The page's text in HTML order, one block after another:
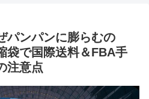
パンパンに膨らむの
袋で国際送料＆FBA手
注意点